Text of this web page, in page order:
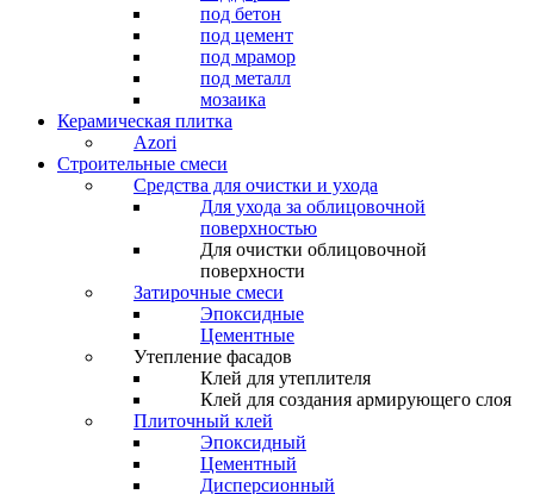
под бетон
под цемент
под мрамор
под металл
мозаика
Керамическая плитка
Azori
Строительные смеси
Средства для очистки и ухода
Для ухода за облицовочной
поверхностью
Для очистки облицовочной
поверхности
Затирочные смеси
Эпоксидные
Цементные
Утепление фасадов
Клей для утеплителя
Клей для создания армирующего слоя
Плиточный клей
Эпоксидный
Цементный
Дисперсионный